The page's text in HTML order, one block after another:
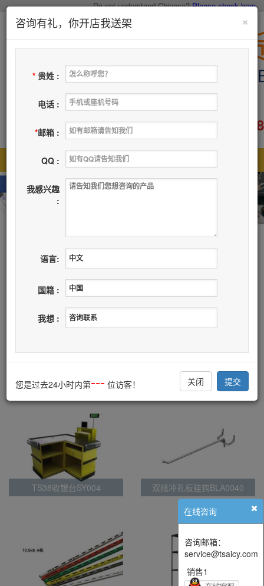
Do not understand Chinese?Please check here.
服务电话：400-883-6608
| 主营品类 |
联系我们 留个脚印
more>>
TS38收银台SY004 双线冲孔板挂钩BLA0040
在线咨询
咨询邮箱：
service@tsaicy.com
销售1
×
咨询有礼，你开店我送架
* 贵姓 :
电话 :
*邮箱 :
QQ :
我感兴趣
:
语言:
国籍 :
我想 :
您是过去24小时内第--- 位访客！ 关闭 提交